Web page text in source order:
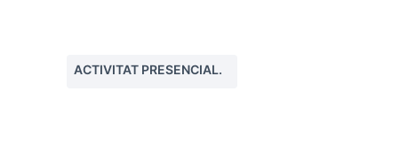
ACTIVITAT PRESENCIAL.